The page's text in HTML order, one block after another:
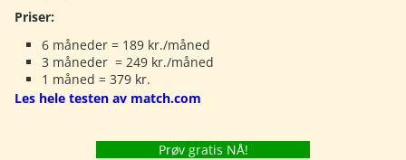
Priser:
6 måneder = 189 kr./måned
3 måneder = 249 kr./måned
1 måned = 379 kr.
Les hele testen av match.com
Prøv gratis NÅ!